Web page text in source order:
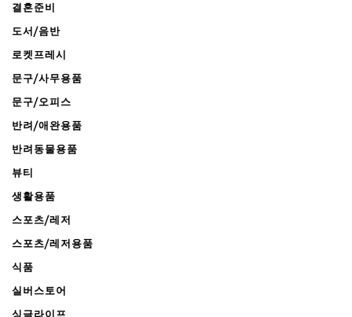
결혼준비
도서/음반
로켓프레시
문구/사무용품
문구/오피스
반려/애완용품
반려동물용품
뷰티
생활용품
스포츠/레저
스포츠/레저용품
식품
실버스토어
싱글라이프